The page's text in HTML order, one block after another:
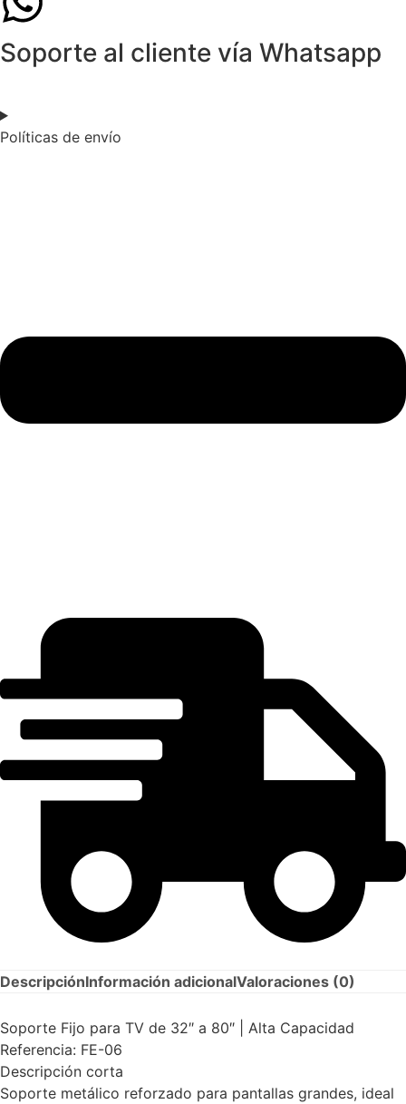
Soporte al cliente vía Whatsapp
Políticas de envío
DescripciónInformación adicionalValoraciones (0)
Soporte Fijo para TV de 32″ a 80″ | Alta Capacidad
Referencia: FE-06
Descripción corta
Soporte metálico reforzado para pantallas grandes, ideal